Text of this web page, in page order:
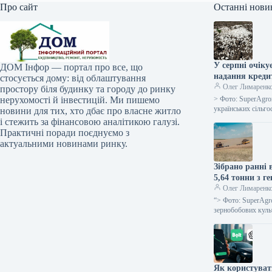
Про сайт
ДОМ Інфор — портал про все, що
стосується дому: від облаштування
простору біля будинку та городу до ринку
нерухомості й інвестицій. Ми пишемо
новини для тих, хто дбає про власне житло
і стежить за фінансовою аналітикою галузі.
Практичні поради поєднуємо з
актуальними новинами ринку.
Останні
У серпні
надання
Олег
> Фото:
українських
Зібрано ранні
5,64 тонни з
Олег
“> Фото:
зернобобових
Як